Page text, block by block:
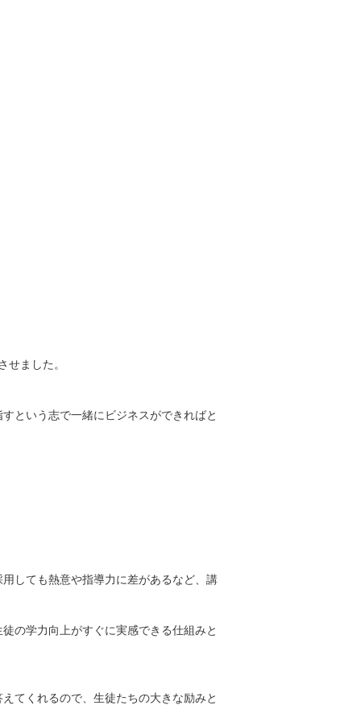
ました。
という志で一緒にビジネスができればと
しても熱意や指導力に差があるなど、講
の学力向上がすぐに実感できる仕組みと
てくれるので、生徒たちの大きな励みと